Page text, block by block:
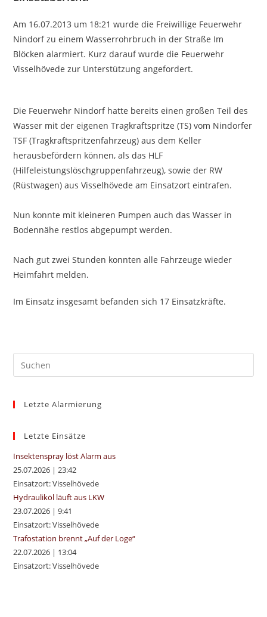
Am 16.07.2013 um 18:21 wurde die Freiwillige Feuerwehr
Nindorf zu einem Wasserrohrbruch in der Straße Im
Blöcken alarmiert. Kurz darauf wurde die Feuerwehr
Visselhövede zur Unterstützung angefordert.
Die Feuerwehr Nindorf hatte bereits einen großen Teil des
Wasser mit der eigenen Tragkraftspritze (TS) vom Nindorfer
TSF (Tragkraftspritzenfahrzeug) aus dem Keller
herausbefördern können, als das HLF
(Hilfeleistungslöschgruppenfahrzeug), sowie der RW
(Rüstwagen) aus Visselhövede am Einsatzort eintrafen.
Nun konnte mit kleineren Pumpen auch das Wasser in
Bodennähe restlos abgepumpt werden.
Nach gut zwei Stunden konnten alle Fahrzeuge wieder
Heimfahrt melden.
Im Einsatz insgesamt befanden sich 17 Einsatzkräfte.
Letzte Alarmierung
Letzte Einsätze
Insektenspray löst Alarm aus
25.07.2026 |23:42
Einsatzort: Visselhövede
Hydrauliköl läuft aus LKW
23.07.2026 |9:41
Einsatzort: Visselhövede
Trafostation brennt „Auf der Loge“
22.07.2026 | 13:04
Einsatzort: Visselhövede